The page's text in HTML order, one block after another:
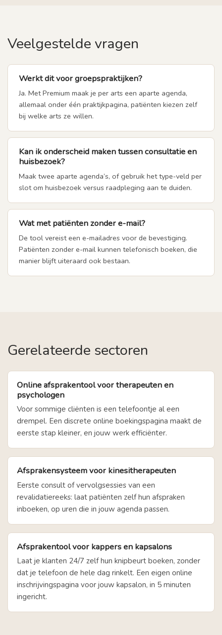
Veelgestelde vragen
Werkt dit voor groepspraktijken?
Ja. Met Premium maak je per arts een aparte agenda,
allemaal onder één praktijkpagina, patiënten kiezen zelf
bij welke arts ze willen.
Kan ik onderscheid maken tussen consultatie en
huisbezoek?
Maak twee aparte agenda’s, of gebruik het type-veld per
slot om huisbezoek versus raadpleging aan te duiden.
Wat met patiënten zonder e-mail?
De tool vereist een e-mailadres voor de bevestiging.
Patiënten zonder e-mail kunnen telefonisch boeken, die
manier blijft uiteraard ook bestaan.
Gerelateerde sectoren
Online afsprakentool voor therapeuten en
psychologen
Voor sommige cliënten is een telefoontje al een
drempel. Een discrete online boekingspagina maakt de
eerste stap kleiner, en jouw werk efficiënter.
Afsprakensysteem voor kinesitherapeuten
Eerste consult of vervolgsessies van een
revalidatiereeks: laat patiënten zelf hun afspraken
inboeken, op uren die in jouw agenda passen.
Afsprakentool voor kappers en kapsalons
Laat je klanten 24/7 zelf hun knipbeurt boeken, zonder
dat je telefoon de hele dag rinkelt. Een eigen online
inschrijvingspagina voor jouw kapsalon, in 5 minuten
ingericht.